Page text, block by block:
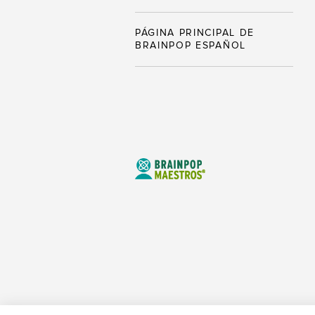
PÁGINA PRINCIPAL DE
BRAINPOP ESPAÑOL